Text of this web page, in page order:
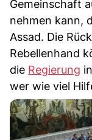
Gemeinschaft
nehmen kann,
Assad. Die
Rebellenhand
die Regierung in
wer wie viel